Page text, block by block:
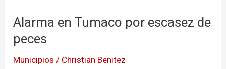
Alarma en Tumaco por escasez de
peces
Municipios / Christian Benitez
Tumaco
por
escasez
de